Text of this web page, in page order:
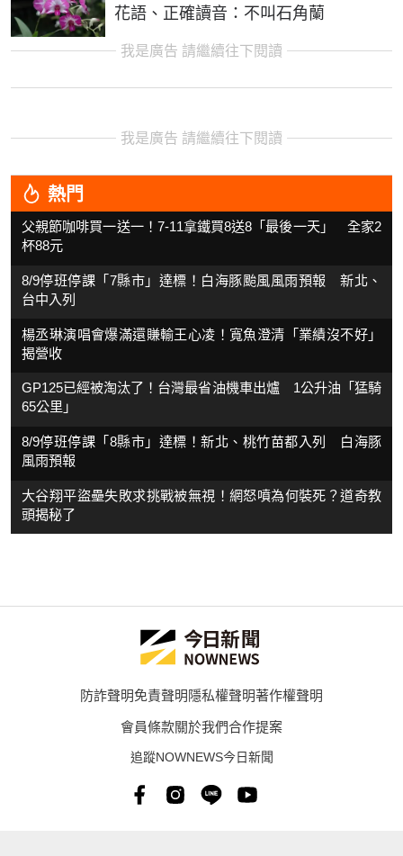
花語、正確讀音：不叫石角蘭
我是廣告 請繼續往下閱讀
我是廣告 請繼續往下閱讀
熱門
父親節咖啡買一送一！7-11拿鐵買8送8「最後一天」 全家2
杯88元
8/9停班停課「7縣市」達標！白海豚颱風風雨預報 新北、
台中入列
楊丞琳演唱會爆滿還賺輸王心凌！寬魚澄清「業績沒不好」
揭營收
GP125已經被淘汰了！台灣最省油機車出爐 1公升油「猛騎
65公里」
8/9停班停課「8縣市」達標！新北、桃竹苗都入列 白海豚
風雨預報
大谷翔平盜壘失敗求挑戰被無視！網怒噴為何裝死？道奇教
頭揭秘了
防詐聲明免責聲明隱私權聲明著作權聲明
會員條款關於我們合作提案
追蹤NOWNEWS今日新聞